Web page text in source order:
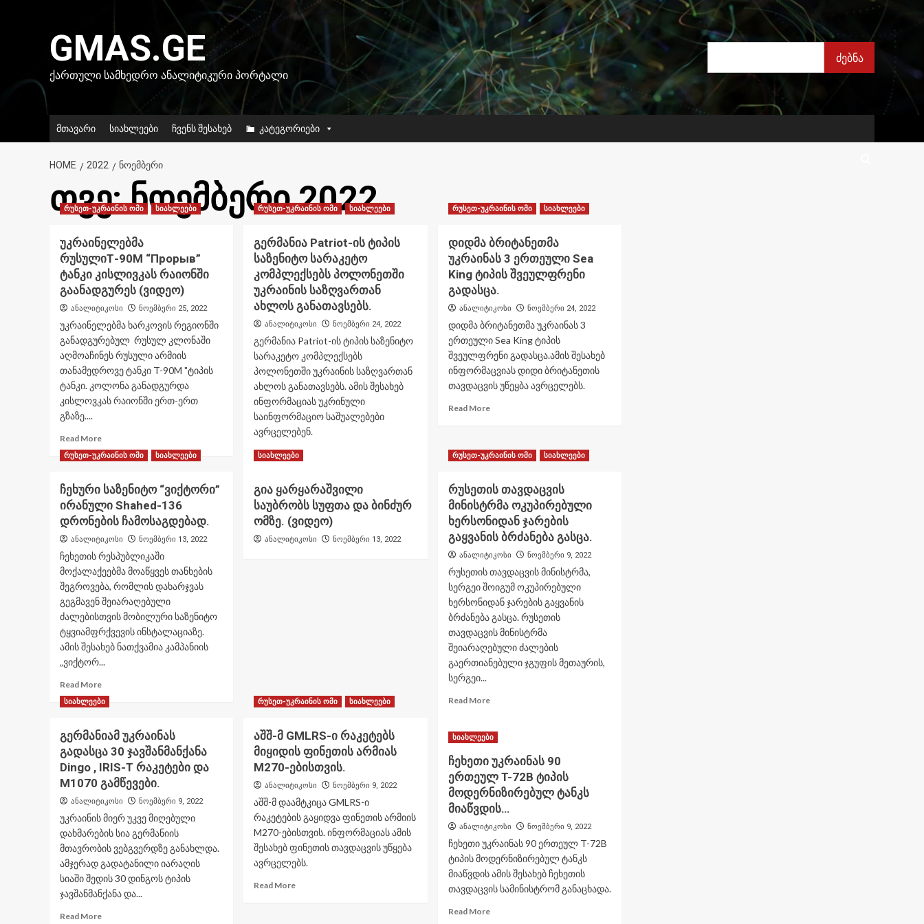
GMAS.GE
ᲥᲐᲠᲗᲣᲚᲘ ᲡᲐᲛᲮᲔᲓᲠᲝ ᲐᲜᲐᲚᲘᲢᲘᲙᲣᲠᲘ ᲞᲝᲠᲢᲐᲚᲘ
ძებნა
ძებნა
მთავარი სიახლეები ჩვენს შესახებ კატეგორიები
HOME 2022 ᲜᲝᲔᲛᲑᲔᲠᲘ
თვე:ნოემბერი 2022
რუსეთ-უკრაინის ომი სიახლეები
უკრაინელებმა
რუსულიТ-90М “Прорыв”
ტანკი კისლივკას რაიონში
გაანადგურეს (ვიდეო)
ანალიტიკოსი ნოემბერი 25, 2022
უკრაინელებმა ხარკოვის რეგიონში
განადგურებულ რუსულ კლონაში
აღმოაჩინეს რუსული არმიის
თანამედროვე ტანკი T-90M "ტიპის
ტანკი. კოლონა განადგურდა
კისლოვკას რაიონში ერთ-ერთ
გზაზე....
Read MoreRead
more
about
რუსულიТ-90М
“Прорыв”
ტანკი
კისლივკას
რაიონში
გაანადგურეს
(ვიდეო)
რუსეთ-უკრაინის ომი სიახლეები
გერმანია Patriot-ის ტიპის
საზენიტო სარაკეტო
კომპლექსებს პოლონეთში
უკრაინის საზღვართან
ახლოს განათავსებს.
ანალიტიკოსი ნოემბერი 24, 2022
გერმანია Patriot-ის ტიპის საზენიტო
სარაკეტო კომპლექსებს
პოლონეთში უკრაინის საზღვართან
ახლოს განათავსებს. ამის შესახებ
ინფორმაციას უკრინული
საინფორმაციო საშუალებები
ავრცელებენ.
Read MoreRead
გერმანია
Patriot-
ის
ტიპის
საზენიტო
რუსეთ-უკრაინის ომი სიახლეები
დიდმა ბრიტანეთმა
უკრაინას 3 ერთეული Sea
King ტიპის შვეულფრენი
გადასცა.
ანალიტიკოსი ნოემბერი 24, 2022
დიდმა ბრიტანეთმა უკრაინას 3
ერთეული Sea King ტიპის
შვეულფრენი გადასცა.ამის შესახებ
ინფორმაცვიას დიდი ბრიტანეთის
თავდაცვის უწეყბა ავრცელებს.
Read MoreRead
ბრიტანეთმა
3
ერთეული
Sea
King
ტიპის
შვეულფრენი
გადასცა.
რუსეთ-უკრაინის ომი სიახლეები
ჩეხური საზენიტო “ვიქტორი”
ირანული Shahed-136
დრონების ჩამოსაგდებად.
ანალიტიკოსი ნოემბერი 13, 2022
ჩეხეთის რესპუბლიკაში
მოქალაქეებმა მოაწყვეს თანხების
შეგროვება, რომლის დახარჯვას
გეგმავენ შეიარაღებული
ძალებისთვის მობილური საზენიტო
ტყვიამფრქვევის ინსტალაციაზე.
ამის შესახებ ნათქვამია კამპანიის
„ვიქტორ...
Read MoreRead
more
about
საზენიტო
“ვიქტორი”
ირანული
Shahed-
136
დრონების
ჩამოსაგდებად.
სიახლეები
გია ყარყარაშვილი
საუბრობს სუფთა და ბინძურ
ომზე. (ვიდეო)
ანალიტიკოსი ნოემბერი 13, 2022
რუსეთ-უკრაინის ომი სიახლეები
რუსეთის თავდაცვის
მინისტრმა ოკუპირებული
ხერსონიდან ჯარების
გაყვანის ბრძანება გასცა.
ანალიტიკოსი ნოემბერი 9, 2022
რუსეთის თავდაცვის მინისტრმა,
სერგეი შოიგუმ ოკუპირებული
ხერსონიდან ჯარების გაყვანის
ბრძანება გასცა. რუსეთის
თავდაცვის მინისტრმა
შეიარაღებული ძალების
გაერთიანებული ჯგუფის მეთაურის,
სერგეი...
Read MoreRead
რუსეთის
მინისტრმა
ოკუპირებული
ხერსონიდან
ჯარების
გაყვანის
ბრძანება
გასცა.
სიახლეები
გერმანიამ უკრაინას
გადასცა 30 ჯავშანმანქანა
Dingo , IRIS-T რაკეტები და
M1070 გამწევები.
ანალიტიკოსი ნოემბერი 9, 2022
უკრაინის მიერ უკვე მიღებული
დახმარების სია გერმანიის
მთავრობის ვებგვერდზე განახლდა.
ამჯერად გადატანილი იარაღის
სიაში შედის 30 დინგოს ტიპის
ჯავშანმანქანა და...
Read MoreRead
რუსეთ-უკრაინის ომი სიახლეები
აშშ-მ GMLRS-ი რაკეტებს
მიყიდის ფინეთის არმიას
M270-ებისთვის.
ანალიტიკოსი ნოემბერი 9, 2022
აშშ-მ დაამტკიცა GMLRS-ი
რაკეტების გაყიდვა ფინეთის არმიის
M270-ებისთვის. ინფორმაციას ამის
შესახებ ფინეთის თავდაცვის უწყება
ავრცელებს.
Read MoreRead
სიახლეები
ჩეხეთი უკრაინას 90
ერთეულ T-72B ტიპის
მოდერნიზირებულ ტანკს
მიაწვდის…
ანალიტიკოსი ნოემბერი 9, 2022
ჩეხეთი უკრაინას 90 ერთეულ T-72B
ტიპის მოდერნიზირებულ ტანკს
მიაწვდის ამის შესახებ ჩეხეთის
თავდაცვის სამინისტრომ განაცხადა.
Read MoreRead